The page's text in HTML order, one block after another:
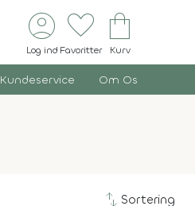
account_circle
Log ind
favorite
Favoritter
shopping_bag
Kurv
Kundeservice Om Os
swap_vert Sortering